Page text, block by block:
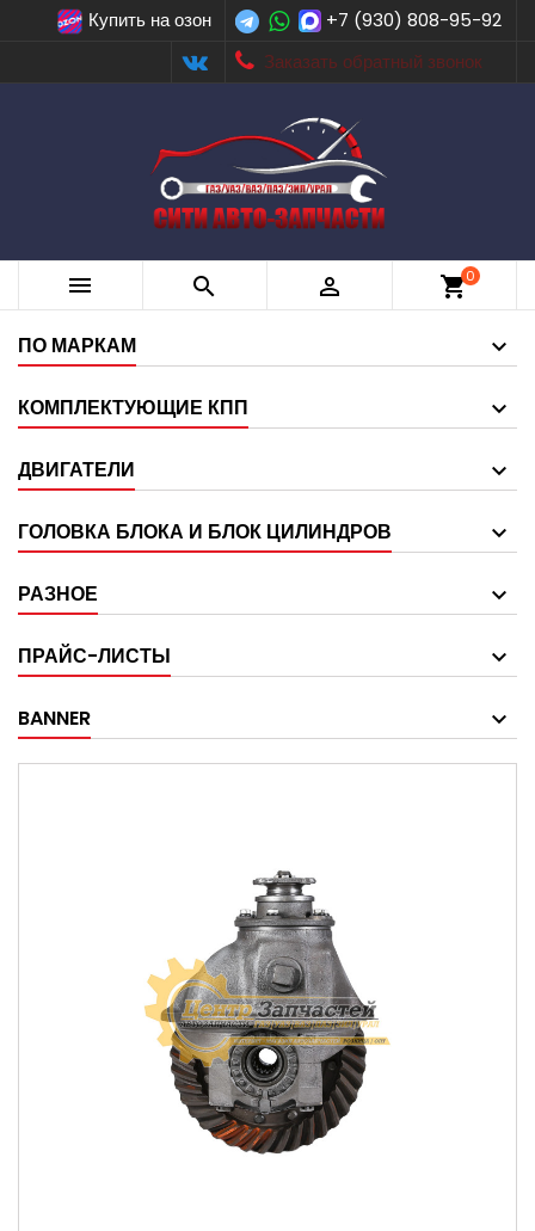
Купить на озон
+7 (930) 808-95-92
Заказать обратный звонок
   shopping_cart0
ПО МАРКАМ
КОМПЛЕКТУЮЩИЕ КПП
ДВИГАТЕЛИ
ГОЛОВКА БЛОКА И БЛОК ЦИЛИНДРОВ
РАЗНОЕ
ПРАЙС-ЛИСТЫ
BANNER